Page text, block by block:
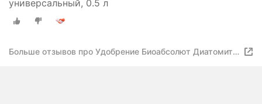
универсальный, 0.5 л
Больше отзывов про Удобрение Биоабсолют Диатомит